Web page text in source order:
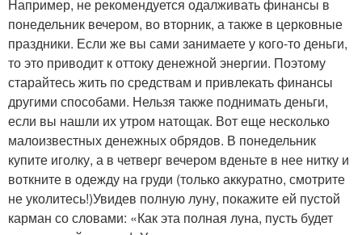
Например, не рекомендуется одалживать финансы в
понедельник вечером, во вторник, а также в церковные
праздники. Если же вы сами занимаете у кого-то деньги,
то это приводит к оттоку денежной энергии. Поэтому
старайтесь жить по средствам и привлекать финансы
другими способами. Нельзя также поднимать деньги,
если вы нашли их утром натощак. Вот еще несколько
малоизвестных денежных обрядов. В понедельник
купите иголку, а в четверг вечером вденьте в нее нитку и
воткните в одежду на груди (только аккуратно, смотрите
не уколитесь!)Увидев полную луну, покажите ей пустой
карман со словами: «Как эта полная луна, пусть будет